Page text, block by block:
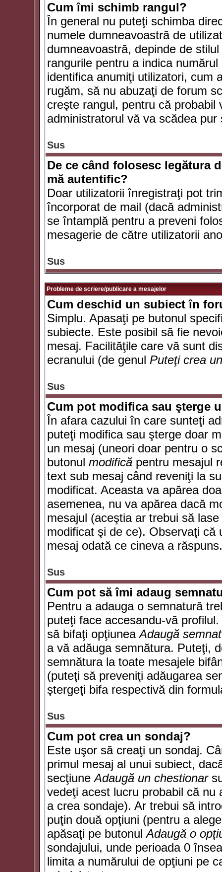
Cum îmi schimb rangul?
În general nu puteţi schimba
numele dumneavoastră de
dumneavoastră, depinde de
rangurile pentru a indica
identifica anumiţi utilizatori, cum
rugăm, să nu abuzaţi de forum
creşte rangul, pentru că
administratorul vă va scădea
Sus
De ce când folosesc legătura
mă autentific?
Doar utilizatorii înregistraţi pot
încorporat de mail (dacă
se întamplă pentru a preveni
mesagerie de către utilizatorii
Sus
Probleme de scriere/publicare a mesajelor
Cum deschid un subiect în
Simplu. Apasaţi pe butonul
subiecte. Este posibil să fie
mesaj. Facilităţile care vă sunt
ecranului (de genul Puteţi crea
Sus
Cum pot modifica sau şterge
În afara cazului în care sunteţi
puteţi modifica sau şterge doar
un mesaj (uneori doar pentru o
butonul modifică pentru mesajul
text sub mesaj când reveniţi la
modificat. Aceasta va apărea
asemenea, nu va apărea dacă
mesajul (aceştia ar trebui să
modificat şi de ce). Observaţi că
mesaj odată ce cineva a răspuns.
Sus
Cum pot să îmi adaug
Pentru a adauga o semnatură
puteţi face accesandu-vă
să bifaţi opţiuneaAdaugă
a vă adăuga semnătura. Puteţi,
semnătura la toate mesajele
(puteţi să preveniţi adăugarea
ştergeţi bifa respectivă din
Sus
Cum pot crea un sondaj?
Este uşor să creaţi un sondaj.
primul mesaj al unui subiect,
secţiuneAdaugă un chestionar
vedeţi acest lucru probabil că nu
a crea sondaje). Ar trebui să
puţin două opţiuni (pentru a
apăsaţi pe butonulAdaugă o
sondajului, unde perioada 0
limita a numărului de opţiuni pe